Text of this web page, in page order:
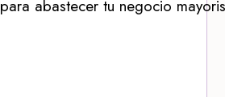
para abastecer tu negocio